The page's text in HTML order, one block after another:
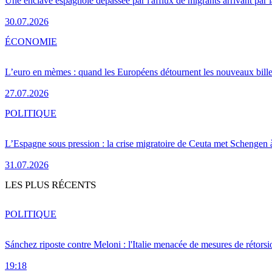
30.07.2026
L’euro en mèmes : quand les Européens détournent les nouveaux
27.07.2026
ÉCONOMIE
L’Espagne sous pression : la crise migratoire de Ceuta met Schengen
31.07.2026
POLITIQUE
LES PLUS RÉCENTS
Sánchez riposte contre Meloni : l'Italie menacée de mesures de
19:18
POLITIQUE